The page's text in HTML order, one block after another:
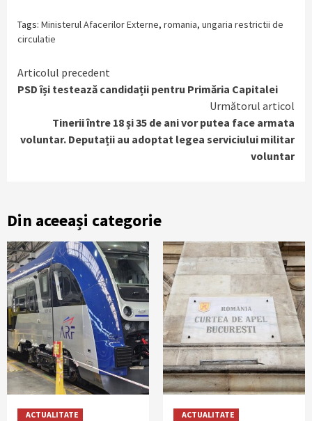
Tags: Ministerul Afacerilor Externe, romania, ungaria restrictii de
circulatie
Continue
Reading
Articolul precedent
PSD își testează candidații pentru Primăria Capitalei
Următorul articol
Tinerii între 18 și 35 de ani vor putea face armata
voluntar. Deputații au adoptat legea serviciului militar
voluntar
Din aceeași categorie
ACTUALITATE
ACTUALITATE